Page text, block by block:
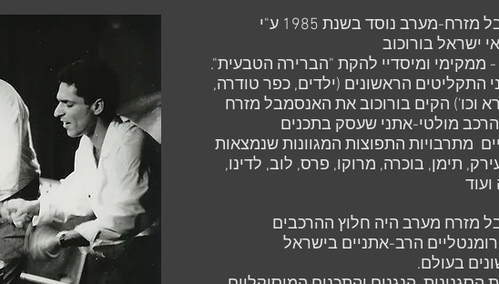
האנסמבל מזרח-מערב נוסד בשנת 1985 ע"י
ישראל בורוכוב
- ממקימי ומיסדיי להקת "הברירה הטבעית".
התקליטים הראשונים (ילדים, כפר טודרה,
וכו') הקים בורוכוב את האנסמבל מזרח
מולטי-אתני שעסק בתכנים
מתרבויות התפוצות המגוונות שנמצאות
תימן, בוכרה, מרוקו, פרס, לוב, לדינו,
ועוד
מזרח מערב היה חלוץ ההרכבים
הרב-אתניים בישראל
בעולם.